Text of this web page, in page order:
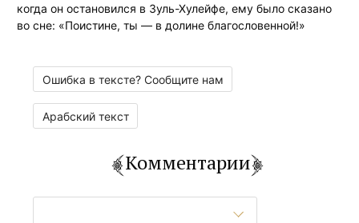
когда он остановился в Зуль-Хулейфе, ему было сказано
во сне: «Поистине, ты — в долине благословенной!»
Ошибка в тексте? Сообщите нам
Арабский текст
Комментарии